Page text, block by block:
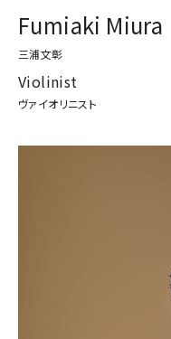
Fumiaki Miura
三浦文彰
Violinist
ヴァイオリニスト